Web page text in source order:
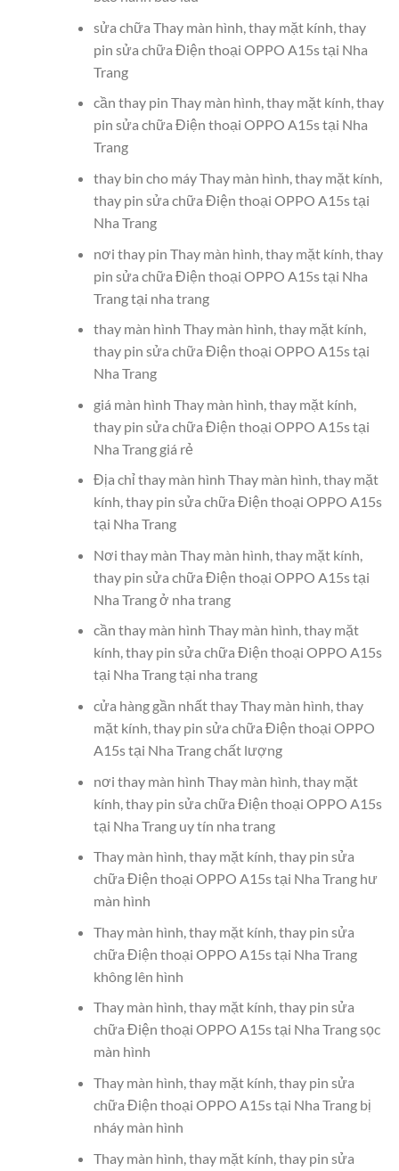
sửa chữa Thay màn hình, thay mặt kính, thay
pin sửa chữa Điện thoại OPPO A15s tại Nha
Trang
cần thay pin Thay màn hình, thay mặt kính, thay
pin sửa chữa Điện thoại OPPO A15s tại Nha
Trang
thay bin cho máy Thay màn hình, thay mặt kính,
thay pin sửa chữa Điện thoại OPPO A15s tại
Nha Trang
nơi thay pin Thay màn hình, thay mặt kính, thay
pin sửa chữa Điện thoại OPPO A15s tại Nha
Trang tại nha trang
thay màn hình Thay màn hình, thay mặt kính,
thay pin sửa chữa Điện thoại OPPO A15s tại
Nha Trang
giá màn hình Thay màn hình, thay mặt kính,
thay pin sửa chữa Điện thoại OPPO A15s tại
Nha Trang giá rẻ
Địa chỉ thay màn hình Thay màn hình, thay mặt
kính, thay pin sửa chữa Điện thoại OPPO A15s
tại Nha Trang
Nơi thay màn Thay màn hình, thay mặt kính,
thay pin sửa chữa Điện thoại OPPO A15s tại
Nha Trang ở nha trang
cần thay màn hình Thay màn hình, thay mặt
kính, thay pin sửa chữa Điện thoại OPPO A15s
tại Nha Trang tại nha trang
cửa hàng gần nhất thay Thay màn hình, thay
mặt kính, thay pin sửa chữa Điện thoại OPPO
A15s tại Nha Trang chất lượng
nơi thay màn hình Thay màn hình, thay mặt
kính, thay pin sửa chữa Điện thoại OPPO A15s
tại Nha Trang uy tín nha trang
Thay màn hình, thay mặt kính, thay pin sửa
chữa Điện thoại OPPO A15s tại Nha Trang hư
màn hình
Thay màn hình, thay mặt kính, thay pin sửa
chữa Điện thoại OPPO A15s tại Nha Trang
không lên hình
Thay màn hình, thay mặt kính, thay pin sửa
chữa Điện thoại OPPO A15s tại Nha Trang sọc
màn hình
Thay màn hình, thay mặt kính, thay pin sửa
chữa Điện thoại OPPO A15s tại Nha Trang bị
nháy màn hình
Thay màn hình, thay mặt kính, thay pin sửa